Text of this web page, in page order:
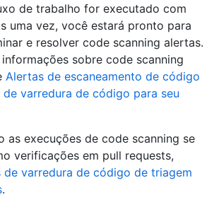
de trabalho for executado com
uma vez, você estará pronto para
e resolver code scanning alertas.
sobre code scanning
Alertas de escaneamento de código
de varredura de código para seu
as execuções de code scanning se
verificações em pull requests,
de varredura de código de triagem
.